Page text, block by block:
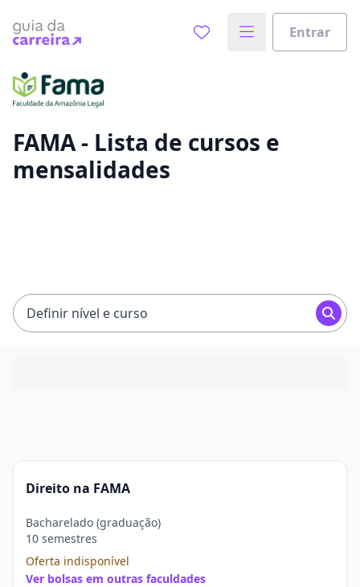
Entrar
Vamos te guiar no caminho ideal para seus estudos
FAMA - Lista de cursos e
mensalidades
Definir nível e curso
Direito na FAMA
Bacharelado (graduação)
10 semestres
Oferta indisponível
Ver bolsas em outras faculdades